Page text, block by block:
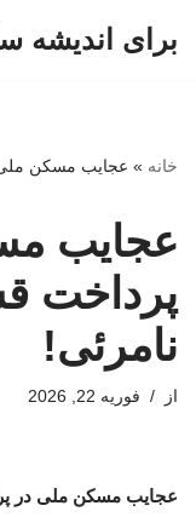
برای اندیشه
خانه » عجایب مسکن ملی
عجایب
پرداخت
نامرئی!
از فوریه 22, 2026
عجایب مسکن ملی در